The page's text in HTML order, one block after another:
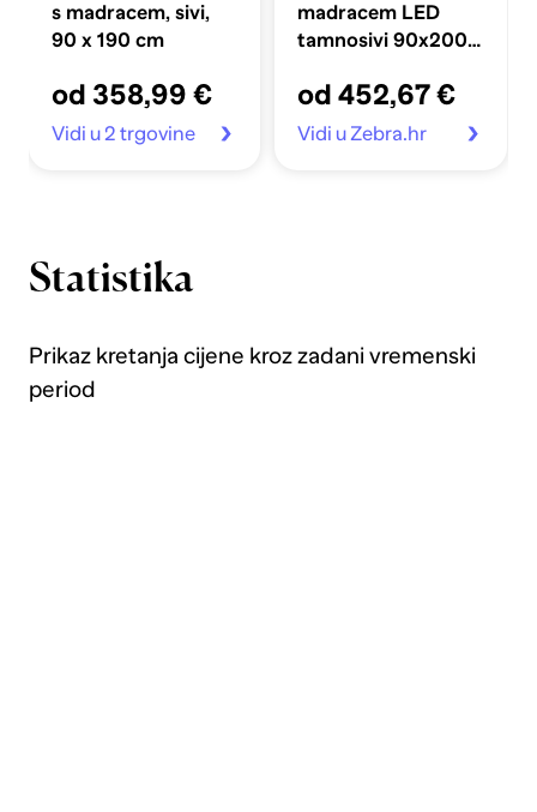
s madracem, sivi,
90 x 190 cm
od 358,99 €
Vidi u 2 trgovine
madracem LED
tamnosivi 90x200
od 452,67 €
Vidi u Zebra.hr
Statistika
Prikaz kretanja cijene kroz zadani vremenski
period